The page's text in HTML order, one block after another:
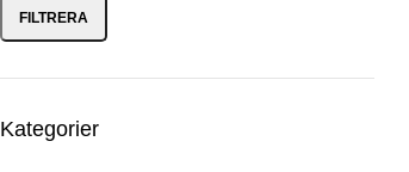
FILTRERA
Kategorier